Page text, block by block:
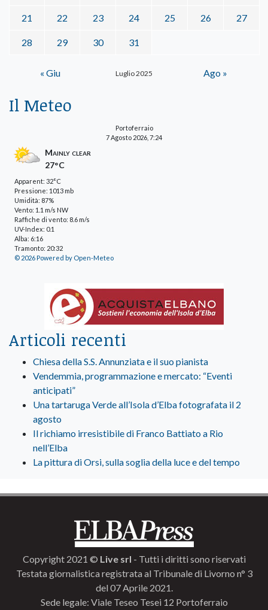
Luglio 2025
21 22 23 24 25 26 27
28 29 30 31
« Giu Ago »
Il Meteo
Portoferraio
7 Agosto 2026, 7:24
Mainly clear
27°C
Apparent: 32°C
Pressione: 1013 mb
Umidità: 87%
Vento: 1.1 m/s NW
Raffiche di vento: 8.6 m/s
UV-Index: 0.1
Alba: 6:16
Tramonto: 20:32
© 2026 Powered by Open-Meteo
Articoli recenti
Chiesa della S.S. Annunziata e il suo pianista
Vendemmia, programmazione e mercato: “Eventi
anticipati”
Una tartaruga Verde all’Isola d’Elba fotografata il 2
agosto
Il richiamo irresistibile di Franco Battiato a Rio
nell’Elba
La pittura di Orsi, sulla soglia della luce e del tempo
Copyright 2021 © Live srl - Tutti i diritti sono riservati
Testata giornalistica registrata al Tribunale di Livorno n° 3
del 07 Aprile 2021.
Sede legale: Viale Teseo Tesei 12 Portoferraio